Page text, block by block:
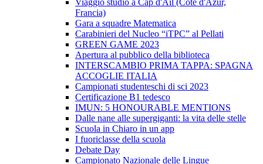
Viaggio studio a Cap d'Ail (Côte d'Azur,
Francia)
Gara a squadre Matematica
Carabinieri del Nucleo “iTPC” al Pellati
GREEN GAME 2023
Apertura al pubblico della biblioteca
INTERSCAMBIO PRIMA TAPPA: SPAGNA
ACCOGLIE ITALIA
Campionati studenteschi di sci 2023
Certificazione B1 tedesco
IMUN: 5 HONOURABLE MENTIONS
Dalle nane alle supergiganti: la vita delle stelle
Scuola in Chiaro in un app
I fuoriclasse della scuola
Debate Day
Campionato Nazionale delle Lingue